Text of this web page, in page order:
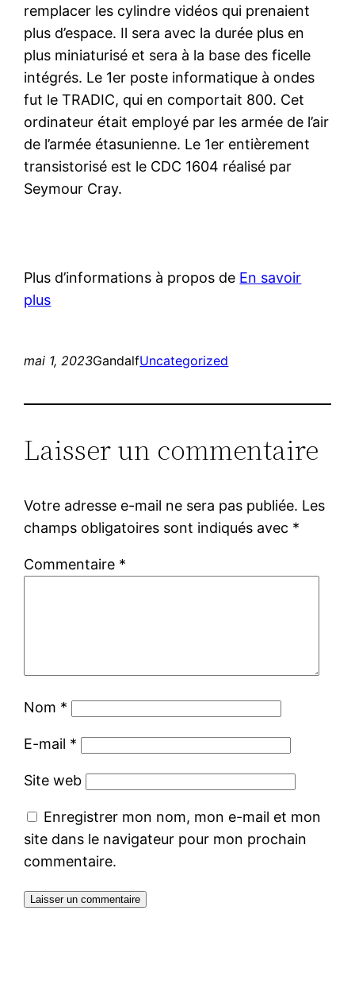
remplacer les cylindre vidéos qui prenaient
plus d’espace. Il sera avec la durée plus en
plus miniaturisé et sera à la base des ficelle
intégrés. Le 1er poste informatique à ondes
fut le TRADIC, qui en comportait 800. Cet
ordinateur était employé par les armée de l’air
de l’armée étasunienne. Le 1er entièrement
transistorisé est le CDC 1604 réalisé par
Seymour Cray.
Plus d’informations à propos de En savoir
plus
mai 1, 2023GandalfUncategorized
Laisser un commentaire
Votre adresse e-mail ne sera pas publiée. Les
champs obligatoires sont indiqués avec *
Commentaire *
Nom *
E-mail *
Site web
Enregistrer mon nom, mon e-mail et mon
site dans le navigateur pour mon prochain
commentaire.